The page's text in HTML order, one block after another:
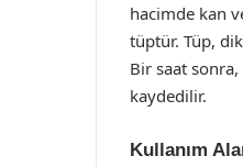
hacimde kan
tüptür. Tüp,
Bir saat
kaydedilir.
Kullanım